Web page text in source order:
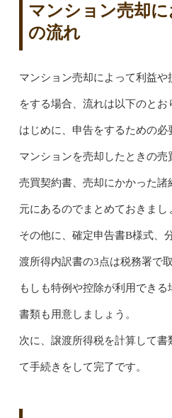
マンション売却
の流れ
マンション売却によって利益
をする場合、流れは以下のとお
はじめに、申告をするための必
マンションを売却したときの
売買契約書、売却にかかった
元にあるのでまとめておきまし
その他に、確定申告書B様式、
渡所得内訳書の3点は税務署で
もしも特例や控除が利用でき
書類も用意しましょう。
次に、譲渡所得税を計算して
て手続きをして完了です。